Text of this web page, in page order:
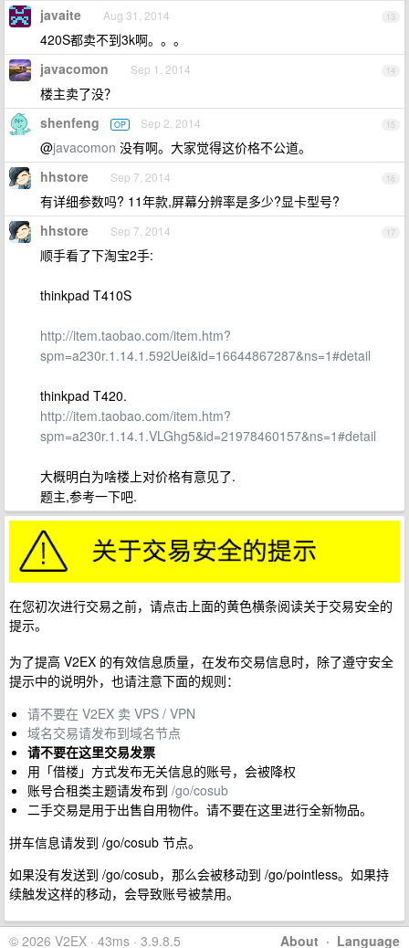
13
javaite Aug 31, 2014
420S都卖不到3k啊。。。
14
javacomon Sep 1, 2014
楼主卖了没？
15
shenfeng OP Sep 2, 2014
@javacomon 没有啊。大家觉得这价格不公道。
16
hhstore Sep 7, 2014
有详细参数吗? 11年款,屏幕分辨率是多少?显卡型号?
17
hhstore Sep 7, 2014
顺手看了下淘宝2手:
thinkpad T410S
http://item.taobao.com/item.htm?
spm=a230r.1.14.1.592Uei&id=16644867287&ns=1#detail
thinkpad T420.
http://item.taobao.com/item.htm?
spm=a230r.1.14.1.VLGhg5&id=21978460157&ns=1#detail
大概明白为啥楼上对价格有意见了.
题主,参考一下吧.
在您初次进行交易之前，请点击上面的黄色横条阅读关于交易安全的
提示。
为了提高 V2EX 的有效信息质量，在发布交易信息时，除了遵守安全
提示中的说明外，也请注意下面的规则：
请不要在 V2EX 卖 VPS / VPN
域名交易请发布到域名节点
请不要在这里交易发票
用「借楼」方式发布无关信息的账号，会被降权
账号合租类主题请发布到 /go/cosub
二手交易是用于出售自用物件。请不要在这里进行全新物品。
拼车信息请发到 /go/cosub 节点。
如果没有发送到 /go/cosub，那么会被移动到 /go/pointless。如果持
续触发这样的移动，会导致账号被禁用。
About · Language
© 2026 V2EX · 43ms · 3.9.8.5